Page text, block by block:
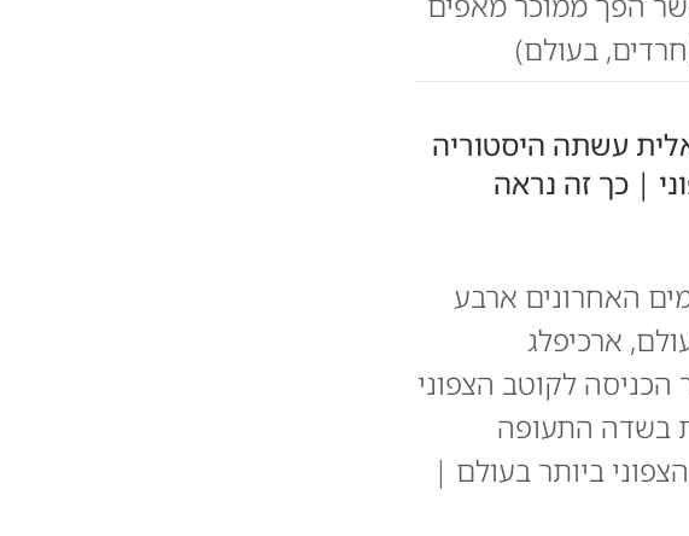
בעולם)
עשתה היסטוריה
| כך זה נראה
האחרונים ארבע
ארכיפלג
לקוטב הצפוני
בשדה התעופה
ביותר בעולם |